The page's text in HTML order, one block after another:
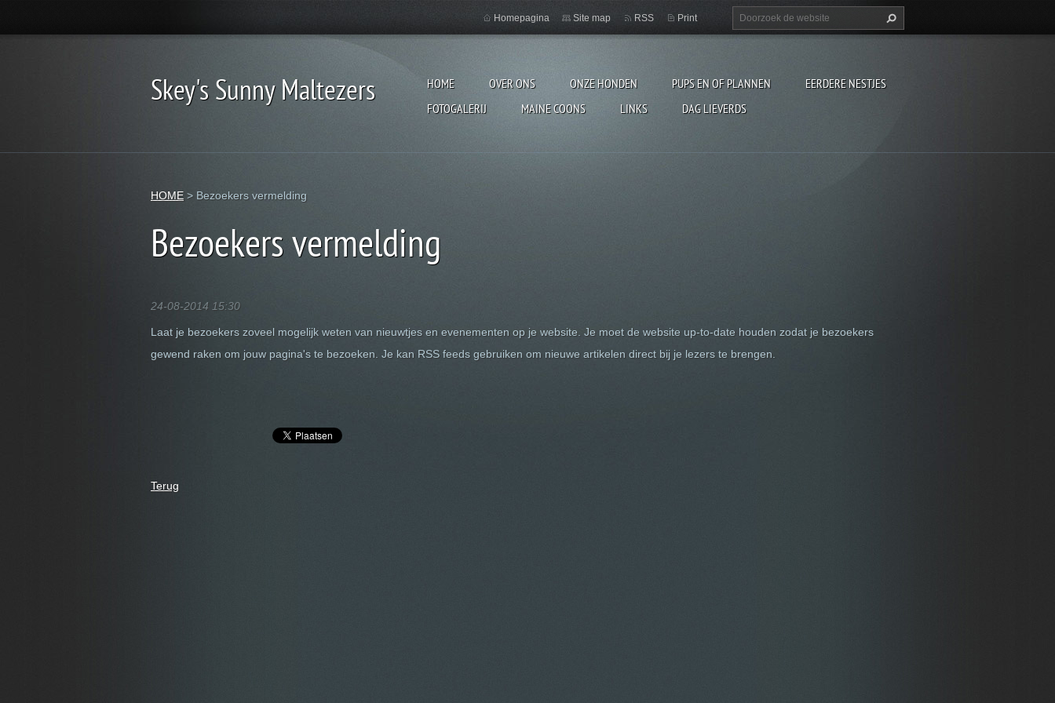
Skey's Sunny Maltezers HOME OVER ONS ONZE HONDEN PUPS EN OF PLANNEN
EERDERE NESTJES
FOTOGALERIJ
MAINE COONS LINKS DAG LIEVERDS
Homepagina Site map RSS Print
HOME > Bezoekers vermelding
Bezoekers vermelding
24-08-2014 15:30
Laat je bezoekers zoveel mogelijk weten van nieuwtjes en evenementen op je website. Je moet de website up-to-date houden zodat je bezoekers
gewend raken om jouw pagina's te bezoeken. Je kan RSS feeds gebruiken om nieuwe artikelen direct bij je lezers te brengen.
Terug